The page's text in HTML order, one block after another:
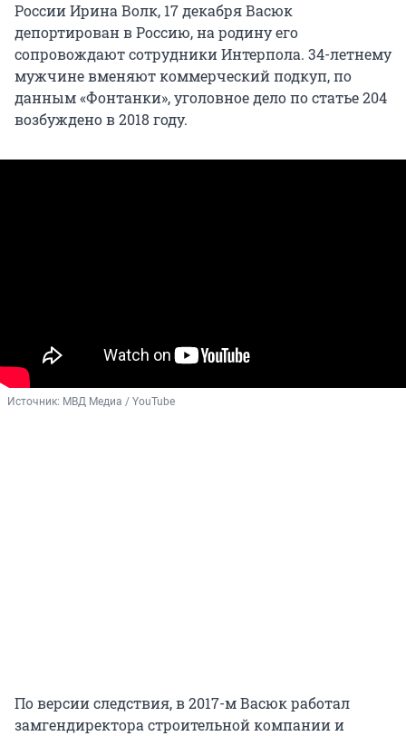
России Ирина Волк, 17 декабря Васюк
депортирован в Россию, на родину его
сопровождают сотрудники Интерпола. 34-летнему
мужчине вменяют коммерческий подкуп, по
данным «Фонтанки», уголовное дело по статье 204
возбуждено в 2018 году.
Источник: МВД Медиа / YouTube
По версии следствия, в 2017-м Васюк работал
замгендиректора строительной компании и